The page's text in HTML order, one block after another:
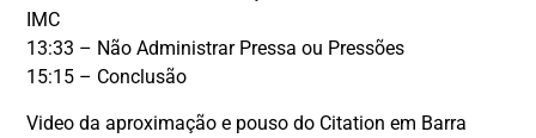
IMC
13:33 – Não Administrar Pressa ou Pressões
15:15 – Conclusão
Video da aproximação e pouso do Citation em Barra